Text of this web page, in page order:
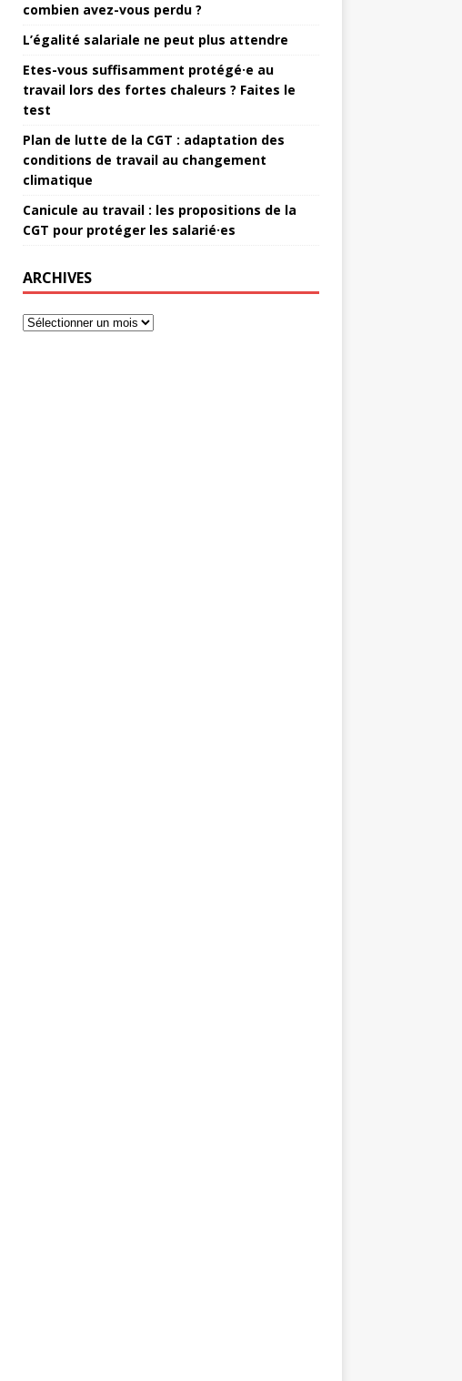
combien avez-vous perdu ?
L’égalité salariale ne peut plus attendre
Etes-vous suffisamment protégé·e au
travail lors des fortes chaleurs ? Faites le
test
Plan de lutte de la CGT : adaptation des
conditions de travail au changement
climatique
Canicule au travail : les propositions de la
CGT pour protéger les salarié·es
ARCHIVES